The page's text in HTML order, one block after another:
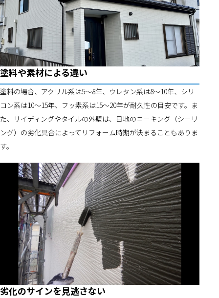
塗料や素材による違い
塗料の場合、アクリル系は5～8年、ウレタン系は8～10年、シリ
コン系は10～15年、フッ素系は15～20年が耐久性の目安です。ま
た、サイディングやタイルの外壁は、目地のコーキング（シーリ
ング）の劣化具合によってリフォーム時期が決まることもありま
す。
劣化のサインを見逃さない